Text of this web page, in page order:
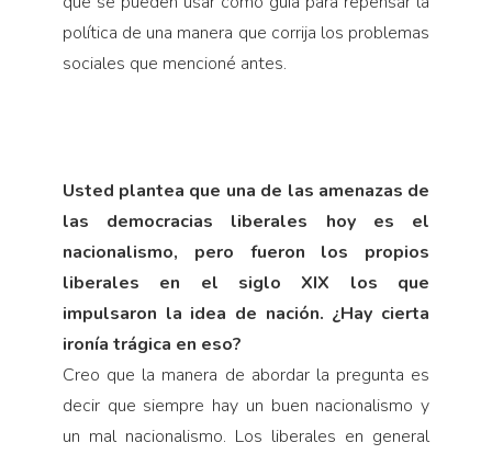
política de una manera que corrija los problemas
sociales que mencioné antes.
Usted plantea que una de las amenazas de
las de­mocracias liberales hoy es el
nacionalismo, pero fueron los propios
liberales en el siglo XIX los que
impulsaron la idea de nación. ¿Hay cierta
ironía trágica en eso?
Creo que la manera de abordar la pregunta es
decir que siempre hay un buen nacionalismo y
un mal nacio­nalismo. Los liberales en general